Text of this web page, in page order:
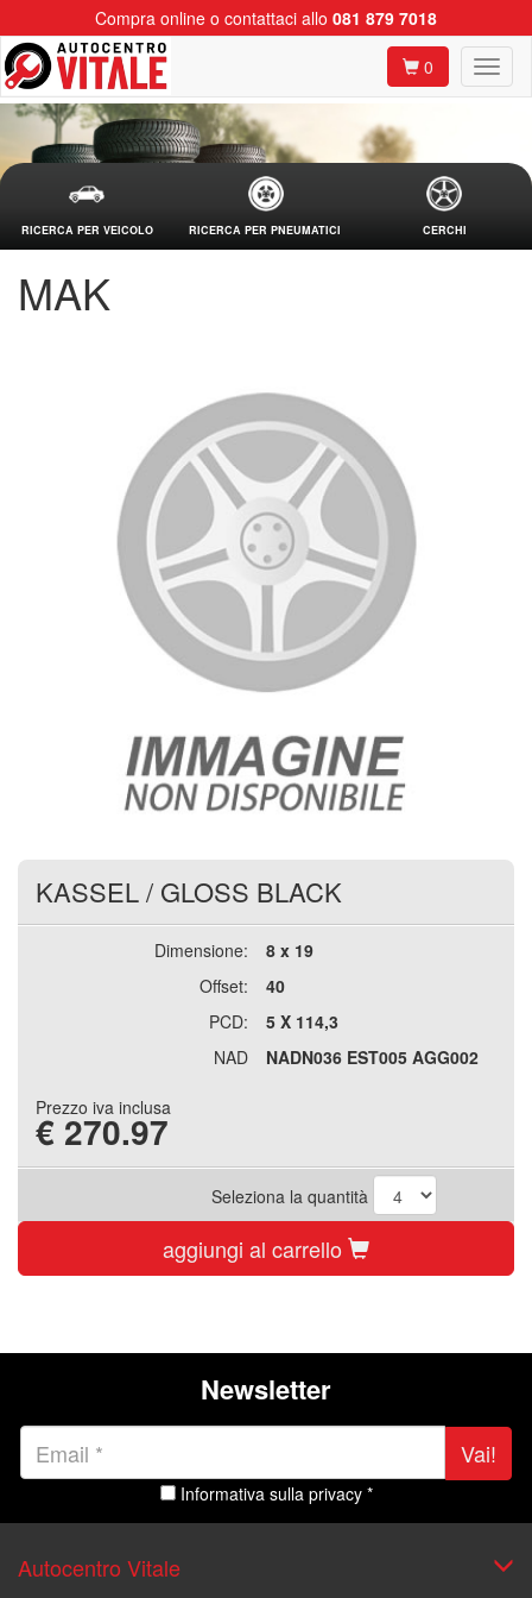
Compra online o contattaci allo 081 879 7018
0
RICERCA PER VEICOLO RICERCA PER PNEUMATICI CERCHI
MAK
KASSEL/ GLOSS BLACK
Dimensione:
8 x 19
Offset:
40
PCD:
5 X 114,3
NAD
NADN036 EST005 AGG002
Prezzo iva inclusa
€ 270.97
Seleziona la quantità
aggiungi al carrello
Newsletter
Vai!
Informativa sulla privacy *
Autocentro Vitale